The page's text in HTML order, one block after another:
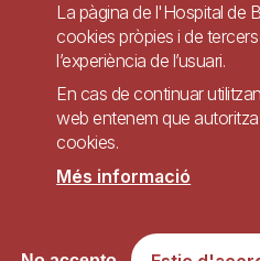
Pie
página
Accessibilitat
Lloc web accessible de conformitat
La pàgina de l'Hospital de
cookies pròpies i de
l’experiència de l’usuari.
En cas de continuar
web entenem que autoritza
cookies.
Més informació